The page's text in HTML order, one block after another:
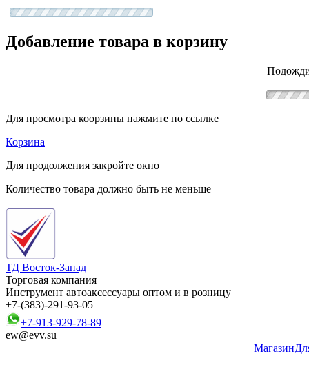
Добавление товара в корзину
Для просмотра коорзины нажмите по ссылке
Корзина
Для продолжения закройте окно
Количество товара должно быть не меньше
ТД Восток-Запад
Торговая компания
Инструмент автоаксессуары оптом и в розницу
+7-(383)-291-93-05
+7-913-929-78-89
ew@evv.su
Магазин